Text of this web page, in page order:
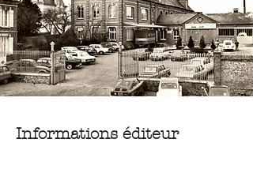
Informations éditeur